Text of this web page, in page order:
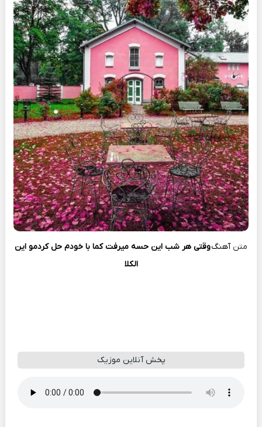
متنآهنگوقتی هر شب این حسه میرفت کما با خودم حل کردمو این
الکلا
پخش آنلاین موزیک